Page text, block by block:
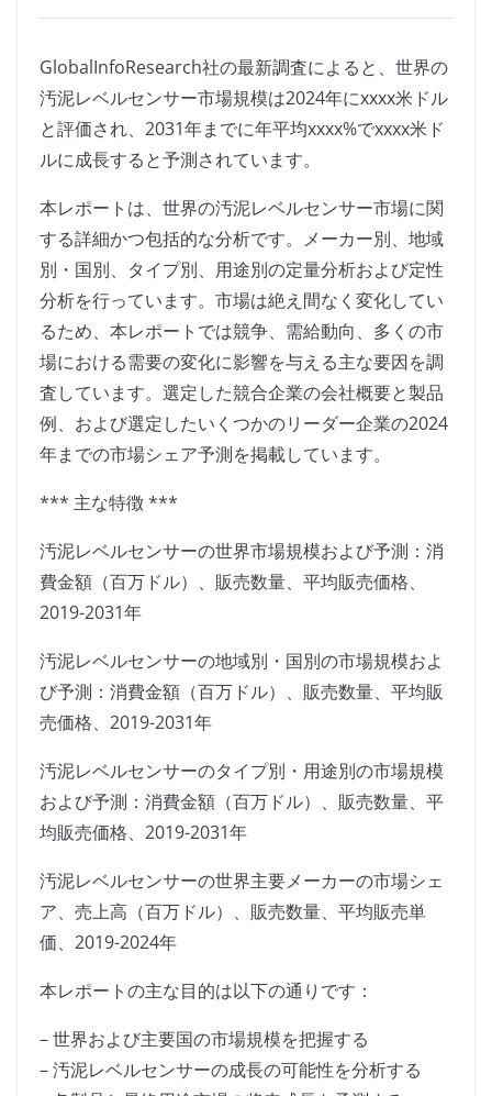
GlobalInfoResearch社の最新調査によると、世界の
汚泥レベルセンサー市場規模は2024年にxxxx米ドル
と評価され、2031年までに年平均xxxx%でxxxx米ド
ルに成長すると予測されています。
本レポートは、世界の汚泥レベルセンサー市場に関
する詳細かつ包括的な分析です。メーカー別、地域
別・国別、タイプ別、用途別の定量分析および定性
分析を行っています。市場は絶え間なく変化してい
るため、本レポートでは競争、需給動向、多くの市
場における需要の変化に影響を与える主な要因を調
査しています。選定した競合企業の会社概要と製品
例、および選定したいくつかのリーダー企業の2024
年までの市場シェア予測を掲載しています。
*** 主な特徴 ***
汚泥レベルセンサーの世界市場規模および予測：消
費金額（百万ドル）、販売数量、平均販売価格、
2019-2031年
汚泥レベルセンサーの地域別・国別の市場規模およ
び予測：消費金額（百万ドル）、販売数量、平均販
売価格、2019-2031年
汚泥レベルセンサーのタイプ別・用途別の市場規模
および予測：消費金額（百万ドル）、販売数量、平
均販売価格、2019-2031年
汚泥レベルセンサーの世界主要メーカーの市場シェ
ア、売上高（百万ドル）、販売数量、平均販売単
価、2019-2024年
本レポートの主な目的は以下の通りです：
– 世界および主要国の市場規模を把握する
– 汚泥レベルセンサーの成長の可能性を分析する